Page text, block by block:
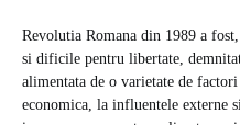
Revolutia Romana din 1989 a
si dificile pentru libertate,
alimentata de o varietate de
economica, la influentele externe